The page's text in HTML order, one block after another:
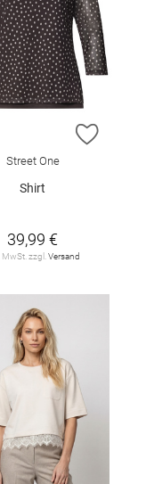
HINZUFÜGEN
ZUR
Street One
Shirt
39,99 €
MwSt. zzgl. Versand